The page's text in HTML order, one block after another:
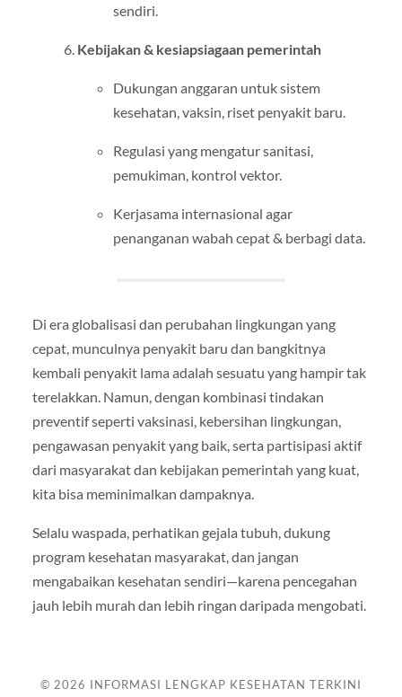
sendiri.
Kebijakan & kesiapsiagaan pemerintah
Dukungan anggaran untuk sistem
kesehatan, vaksin, riset penyakit baru.
Regulasi yang mengatur sanitasi,
pemukiman, kontrol vektor.
Kerjasama internasional agar
penanganan wabah cepat & berbagi data.
Di era globalisasi dan perubahan lingkungan yang
cepat, munculnya penyakit baru dan bangkitnya
kembali penyakit lama adalah sesuatu yang hampir tak
terelakkan. Namun, dengan kombinasi tindakan
preventif seperti vaksinasi, kebersihan lingkungan,
pengawasan penyakit yang baik, serta partisipasi aktif
dari masyarakat dan kebijakan pemerintah yang kuat,
kita bisa meminimalkan dampaknya.
Selalu waspada, perhatikan gejala tubuh, dukung
program kesehatan masyarakat, dan jangan
mengabaikan kesehatan sendiri—karena pencegahan
jauh lebih murah dan lebih ringan daripada mengobati.
© 2026 INFORMASI LENGKAP KESEHATAN TERKINI